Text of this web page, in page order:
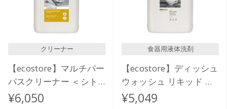
クリーナー
【ecostore】マルチパー
パスクリーナー ＜シト
ラス＞ 5L
¥6,050
食器用液体洗剤
【ecostore】ディッシュ
ウォッシュ リキッド ＜
レモン＞ 5L
¥5,049